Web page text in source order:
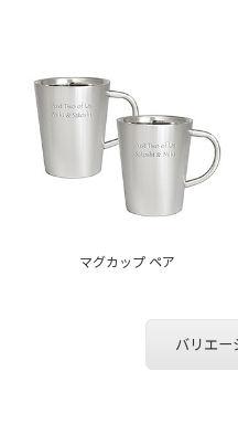
マグカップ ペア
バリエー